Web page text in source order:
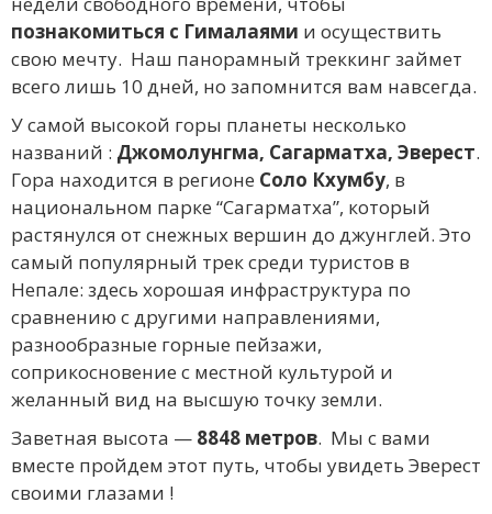
познакомиться с Гималаями и осуществить
свою мечту. Наш панорамный треккинг займет
всего лишь 10 дней, но запомнится вам навсегда.
У самой высокой горы планеты несколько
названий : Джомолунгма, Сагарматха, Эверест.
Гора находится в регионе Соло Кхумбу, в
национальном парке “Сагарматха”, который
растянулся от снежных вершин до джунглей. Это
самый популярный трек среди туристов в
Непале: здесь хорошая инфраструктура по
сравнению с другими направлениями,
разнообразные горные пейзажи,
соприкосновение с местной культурой и
желанный вид на высшую точку земли.
Заветная высота — 8848 метров. Мы с вами
вместе пройдем этот путь, чтобы увидеть Эверест
своими глазами !